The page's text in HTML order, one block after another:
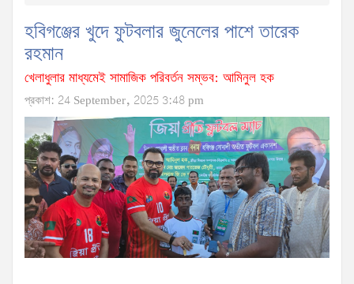
হবিগঞ্জের খুদে ফুটবলার জুনেলের পাশে তারেক
রহমান
খেলাধুলার মাধ্যমেই সামাজিক পরিবর্তন সম্ভব: আমিনুল হক
প্রকাশ: 24 September, 2025 3:48 pm